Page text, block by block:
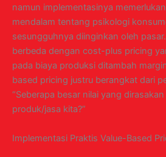
namun implementasinya
mendalam tentang psikologi
sesungguhnya diinginkan oleh
berbeda dengan cost-plus pricing
pada biaya produksi ditambah
based pricing justru berangkat dari
“Seberapa besar nilai yang
produk/jasa kita?”
Implementasi Praktis Value-Based